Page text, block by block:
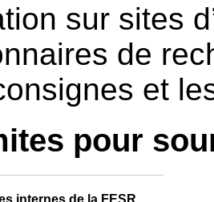
sur sites
de
et
pour